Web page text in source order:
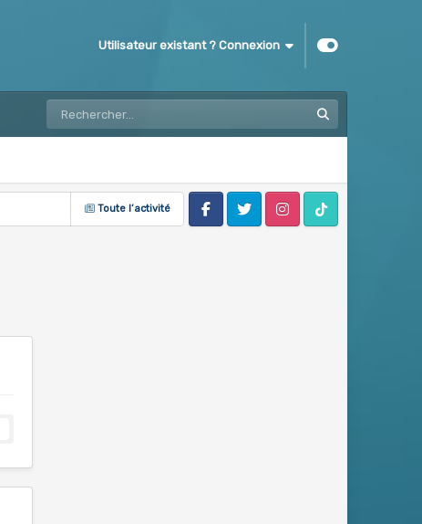
Utilisateur existant ? Connexion
Toute l’activité
FacebookTwitter InstagramTik Tok